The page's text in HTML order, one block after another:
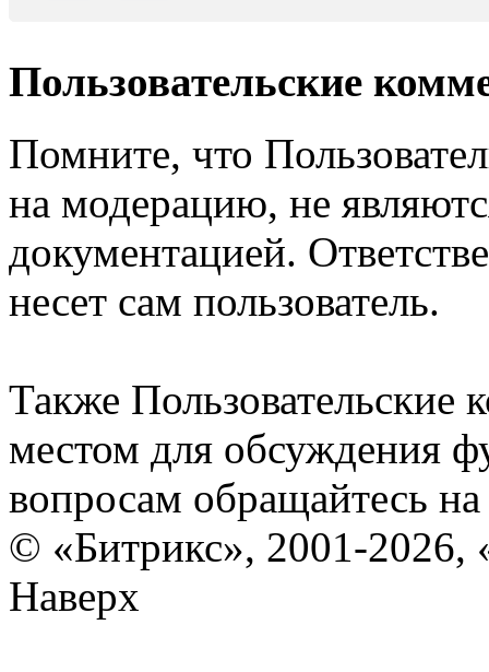
Пользовательские
Помните, что
на модерацию, не
документацией.
несет сам пользователь.
Также Пользовательские
местом для обсуждения
вопросам обращайтесь
© «Битрикс», 2001-2026,
Наверх